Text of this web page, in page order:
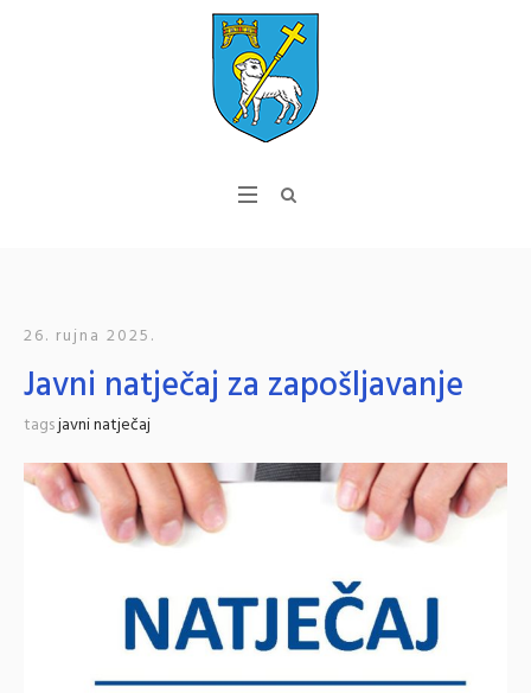
26. rujna 2025.
Javni natječaj za zapošljavanje
tagsjavni natječaj